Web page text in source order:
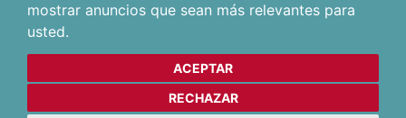
mostrar anuncios que sean más relevantes para
usted.
ACEPTAR
RECHAZAR